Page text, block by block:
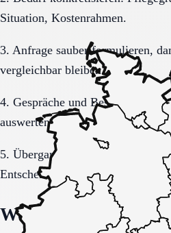
Situation, Kostenrahmen.
3. Anfrage sauber formulieren,
vergleichbar bleiben.
4. Gespräche und
auswerten.
5. Übergang, Kommunikation und
Entscheidung vollständig klären.
Welche Fragen den